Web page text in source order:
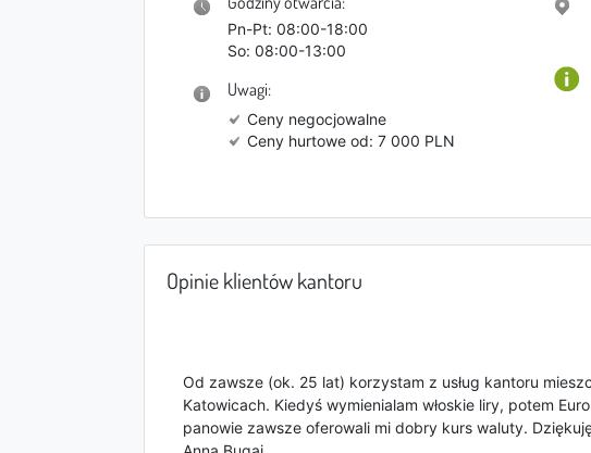
Pn-Pt: 08:00-18:00
So: 08:00-13:00
Uwagi:
Ceny negocjowalne
Ceny hurtowe od: 7 000 PLN
Opinie klientów kantoru
Od zawsze (ok. 25 lat) korzystam z usług kantoru
Katowicach. Kiedyś wymienialam włoskie liry, potem
panowie zawsze oferowali mi dobry kurs waluty.